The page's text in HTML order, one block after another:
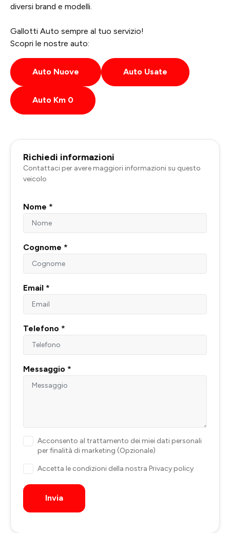
diversi brand e modelli.
Gallotti Auto sempre al tuo servizio!
Scopri le nostre auto:
Auto Nuove Auto Usate
Auto Km 0
Richiedi informazioni
Contattaci per avere maggiori informazioni su questo
veicolo
Nome *
Cognome *
Email *
Telefono *
Messaggio *
Acconsento al trattamento dei miei dati personali
per finalità di marketing (Opzionale)
Accetta le condizioni della nostra Privacy policy
Invia